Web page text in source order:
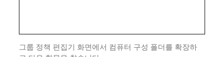
그룹 정책 편집기 화면에서 컴퓨터 구성 폴더를 확장하